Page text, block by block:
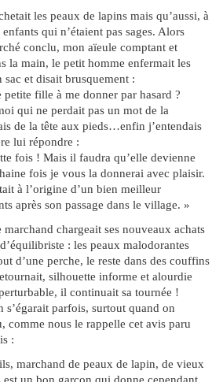
les peaux de lapins mais qu’aussi, à
qui n’étaient pas sages. Alors
conclu, mon aïeule comptant et
la main, le petit homme enfermait les
et disait brusquement :
petite fille à me donner par hasard ?
qui ne perdait pas un mot de la
de la tête aux pieds…enfin j’entendais
lui répondre :
fois ! Mais il faudra qu’elle devienne
fois je vous la donnerai avec plaisir.
à l’origine d’un bien meilleur
après son passage dans le village. »
chargeait ses nouveaux achats
: les peaux malodorantes
d’une perche, le reste dans des couffins
silhouette informe et alourdie
il continuait sa tournée !
s’égarait parfois, surtout quand on
comme nous le rappelle cet avis paru
:
marchand de peaux de lapin, de vieux